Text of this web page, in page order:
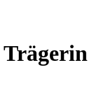
Trägerin